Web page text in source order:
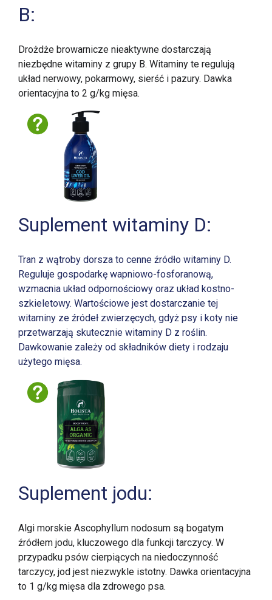
B:
Drożdże browarnicze nieaktywne dostarczają
niezbędne witaminy z grupy B. Witaminy te regulują
układ nerwowy, pokarmowy, sierść i pazury. Dawka
orientacyjna to 2 g/kg mięsa.
Suplement witaminy D:
Tran z wątroby dorsza to cenne źródło witaminy D.
Reguluje gospodarkę wapniowo-fosforanową,
wzmacnia układ odpornościowy oraz układ kostno-
szkieletowy. Wartościowe jest dostarczanie tej
witaminy ze źródeł zwierzęcych, gdyż psy i koty nie
przetwarzają skutecznie witaminy D z roślin.
Dawkowanie zależy od składników diety i rodzaju
użytego mięsa.
Suplement jodu:
Algi morskie Ascophyllum nodosum są bogatym
źródłem jodu, kluczowego dla funkcji tarczycy. W
przypadku psów cierpiących na niedoczynność
tarczycy, jod jest niezwykle istotny. Dawka orientacyjna
to 1 g/kg mięsa dla zdrowego psa.